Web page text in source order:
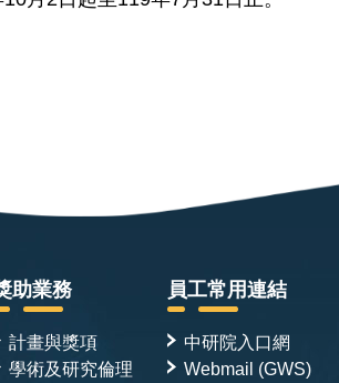
助業務
計畫與獎項
學術及研究倫理
員工常用連結
中研院入口網
Webmail (GWS)